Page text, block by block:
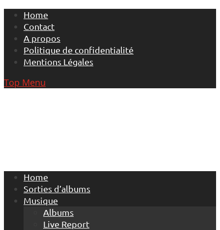
Skip
content
Home
Contact
A propos
Politique de confidentialité
Mentions Légales
Top Menu
Home
Sorties d’albums
Musique
Albums
Live Report